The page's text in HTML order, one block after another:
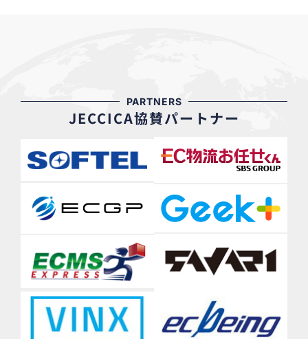
PARTNERS
JECCICA協賛パートナー